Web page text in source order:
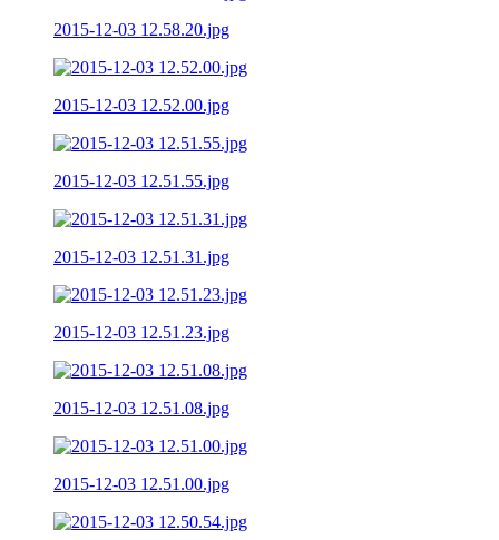
2015-12-03 12.58.20.jpg
2015-12-03 12.52.00.jpg
2015-12-03 12.51.55.jpg
2015-12-03 12.51.31.jpg
2015-12-03 12.51.23.jpg
2015-12-03 12.51.08.jpg
2015-12-03 12.51.00.jpg